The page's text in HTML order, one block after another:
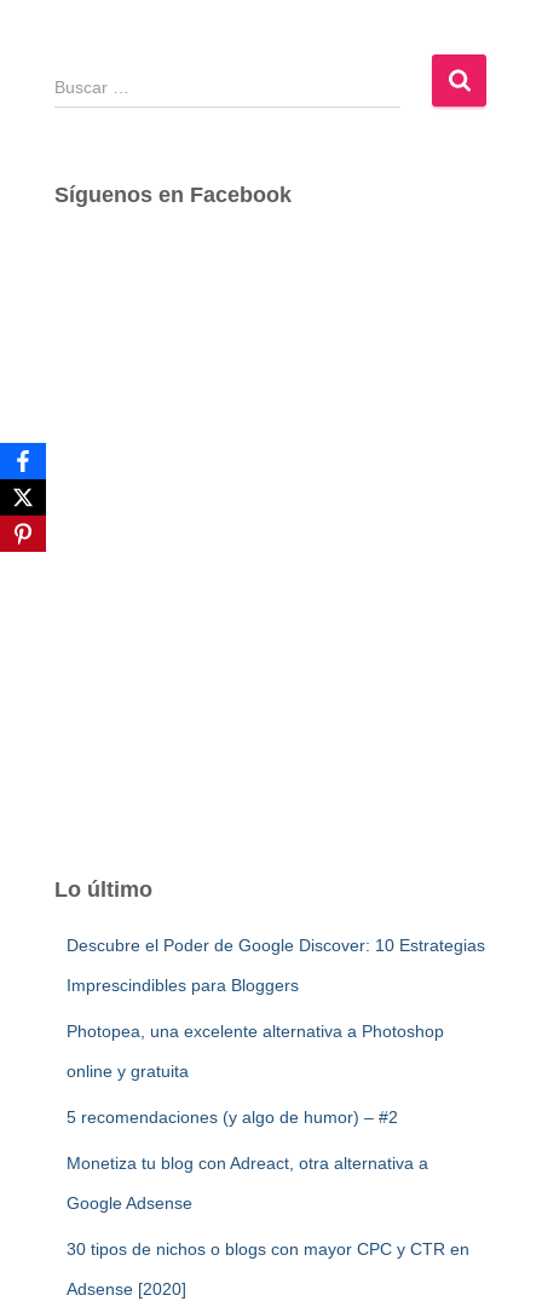
B
u
a
Síguenos en Facebook
Lo último
Descubre el Poder de Google Discover: 10 Estrategias
Imprescindibles para Bloggers
Photopea, una excelente alternativa a Photoshop
online y gratuita
5 recomendaciones (y algo de humor) – #2
Monetiza tu blog con Adreact, otra alternativa a
Google Adsense
30 tipos de nichos o blogs con mayor CPC y CTR en
Adsense [2020]